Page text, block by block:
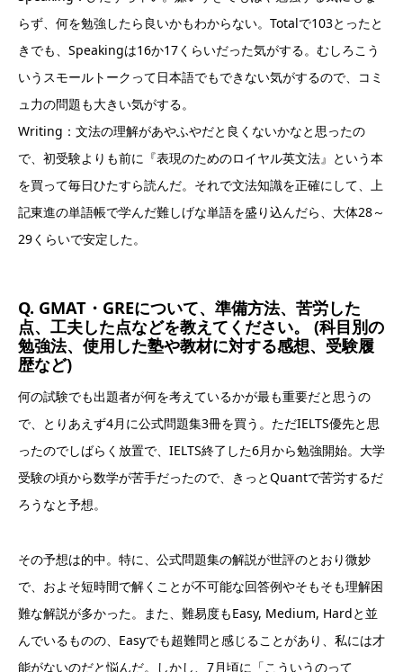
らず、何を勉強したら良いかもわからない。Totalで103とったと
きでも、Speakingは16か17くらいだった気がする。むしろこう
いうスモールトークって日本語でもできない気がするので、コミ
ュ力の問題も大きい気がする。
Writing：文法の理解があやふやだと良くないかなと思ったの
で、初受験よりも前に『表現のためのロイヤル英文法』という本
を買って毎日ひたすら読んだ。それで文法知識を正確にして、上
記東進の単語帳で学んだ難しげな単語を盛り込んだら、大体28～
29くらいで安定した。
Q. GMAT・GREについて、準備方法、苦労した
点、工夫した点などを教えてください。 (科目別の
勉強法、使用した塾や教材に対する感想、受験履
歴など)
何の試験でも出題者が何を考えているかが最も重要だと思うの
で、とりあえず4月に公式問題集3冊を買う。ただIELTS優先と思
ったのでしばらく放置で、IELTS終了した6月から勉強開始。大学
受験の頃から数学が苦手だったので、きっとQuantで苦労するだ
ろうなと予想。
その予想は的中。特に、公式問題集の解説が世評のとおり微妙
で、およそ短時間で解くことが不可能な回答例やそもそも理解困
難な解説が多かった。また、難易度もEasy, Medium, Hardと並
んでいるものの、Easyでも超難問と感じることがあり、私には才
能がないのだと悩んだ。しかし、7月頃に「こういうのって